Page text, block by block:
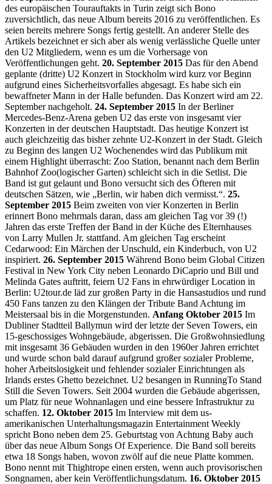
des europäischen Tourauftakts in Turin zeigt sich Bono
zuversichtlich, das neue Album bereits 2016 zu veröffentlichen. Es
seien bereits mehrere Songs fertig gestellt. An anderer Stelle des
Artikels bezeichnet er sich aber als wenig verlässliche Quelle unter
den U2 Mitgliedern, wenn es um die Vorhersage von
Veröffentlichungen geht. 20. September 2015 Das für den Abend
geplante (dritte) U2 Konzert in Stockholm wird kurz vor Beginn
aufgrund eines Sicherheitsvorfalles abgesagt. Es habe sich ein
bewaffneter Mann in der Halle befunden. Das Konzert wird am 22.
September nachgeholt. 24. September 2015 In der Berliner
Mercedes-Benz-Arena geben U2 das erste von insgesamt vier
Konzerten in der deutschen Hauptstadt. Das heutige Konzert ist
auch gleichzeitig das bisher zehnte U2-Konzert in der Stadt. Gleich
zu Beginn des langen U2 Wochenendes wird das Publikum mit
einem Highlight überrascht: Zoo Station, benannt nach dem Berlin
Bahnhof Zoo(logischer Garten) schleicht sich in die Setlist. Die
Band ist gut gelaunt und Bono versucht sich des Öfteren mit
deutschen Sätzen, wie „Berlin, wir haben dich vermisst.“. 25.
September 2015 Beim zweiten von vier Konzerten in Berlin
erinnert Bono mehrmals daran, dass am gleichen Tag vor 39 (!)
Jahren das erste Treffen der Band in der Küche des Elternhauses
von Larry Mullen Jr. stattfand. Am gleichen Tag erscheint
Cedarwood: Ein Märchen der Unschuld, ein Kinderbuch, von U2
inspiriert. 26. September 2015 Während Bono beim Global Citizen
Festival in New York City neben Leonardo DiCaprio und Bill und
Melinda Gates auftritt, feiern U2 Fans in ehrwürdiger Location in
Berlin: U2tour.de läd zur großen Party in die Hansastudios und rund
450 Fans tanzen zu den Klängen der Tribute Band Achtung im
Meistersaal bis in die Morgenstunden. Anfang Oktober 2015 Im
Dubliner Stadtteil Ballymun wird der letzte der Seven Towers, ein
15-geschossiges Wohngebäude, abgerissen. Die Großwohnsiedlung
mit insgesamt 36 Gebäuden wurden in den 1960er Jahren errichtet
und wurde schon bald darauf aufgrund großer sozialer Probleme,
hoher Arbeitslosigkeit und fehlender sozialer Einrichtungen als
Irlands erstes Ghetto bezeichnet. U2 besangen in RunningTo Stand
Still die Seven Towers. Seit 2004 wurden die Gebäude abgerissen,
um Platz für neue Wohnanlagen und eine bessere Infrastruktur zu
schaffen. 12. Oktober 2015 Im Interview mit dem us-
amerikanischen Unterhaltungsmagazin Entertainment Weekly
spricht Bono neben dem 25. Geburtstag von Achtung Baby auch
über das neue Album Songs Of Experience. Die Band soll bereits
etwa 18 Songs haben, wovon zwölf auf die neue Platte kommen.
Bono nennt mit Thightrope einen ersten, wenn auch provisorischen
Songnamen, aber kein Veröffentlichungsdatum. 16. Oktober 2015